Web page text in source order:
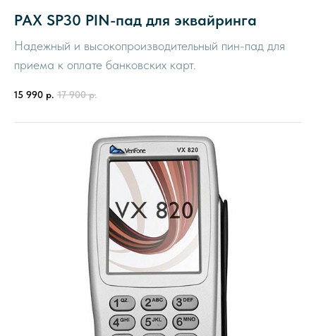
PAX SP30 PIN-пад для эквайринга
Надежный и высокопроизводительный пин-пад для
приема к оплате банковских карт.
15 990 р. 17 900 р.